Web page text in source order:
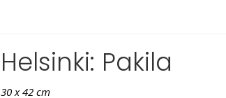
Helsinki: Pakila
30 x 42 cm